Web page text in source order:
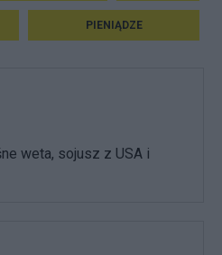
PIENIĄDZE
weta, sojusz z USA i